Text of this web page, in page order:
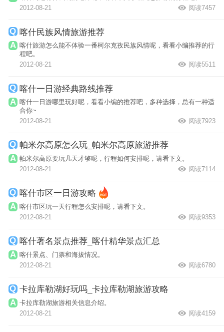
2012-08-21
阅读7457
喀什民族风情旅游推荐
喀什旅游怎么能不体验一番柯尔克孜民族风情呢，看看小编推荐的行
程吧。
2012-08-21
阅读5511
喀什一日游经典路线推荐
喀什一日游哪里玩好呢，看看小编的推荐吧，多种选择，总有一种适
合你~
2012-08-21
阅读7923
帕米尔高原怎么玩_帕米尔高原旅游推荐
帕米尔高原要玩几天才够呢，行程如何安排呢，请看下文。
2012-08-21
阅读7114
喀什市区一日游攻略
喀什市区玩一天行程怎么安排呢，请看下文。
2012-08-21
阅读9353
喀什著名景点推荐_喀什精华景点汇总
喀什景点、门票和海拔情况。
2012-08-21
阅读6780
卡拉库勒湖好玩吗_卡拉库勒湖旅游攻略
卡拉库勒湖旅游相关信息介绍。
2012-08-21
阅读4159